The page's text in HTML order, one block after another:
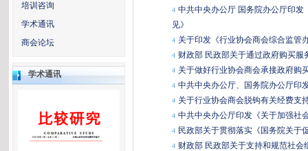
培训咨询
学术通讯
商会论坛
学术通讯
4 中共中央办公厅 国务院办公厅印
见》
4 关于印发《行业协会商会综合监管
4 财政部 民政部关于通过政府购买
4 关于做好行业协会商会承接政府购
4 中共中央办公厅、国务院办公厅印
4 关于行业协会商会脱钩有关经费支
4 中共中央办公厅印发《关于加强社
4 民政部关于贯彻落实《国务院关于
4 财政部 民政部关于支持和规范社